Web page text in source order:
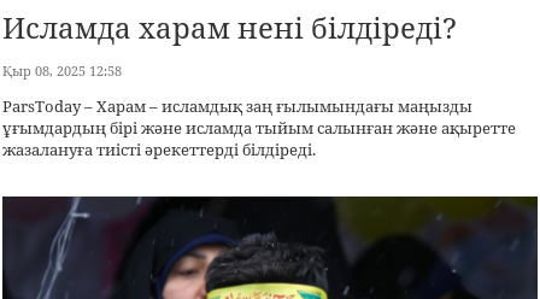
Исламда харам нені білдіреді?
Қыр 08, 2025 12:58
ParsToday – Харам – исламдық заң ғылымындағы маңызды
ұғымдардың бірі және исламда тыйым салынған және ақыретте
жазалануға тиісті әрекеттерді білдіреді.